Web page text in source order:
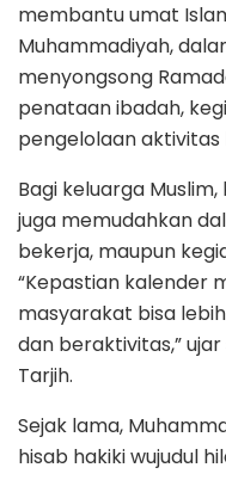
membantu umat
Muhammadiyah,
menyongsong
penataan ibadah,
pengelolaan aktivitas
Bagi keluarga
juga memudahkan
bekerja, maupun
“Kepastian kalender
masyarakat bisa
dan beraktivitas,”
Tarjih.
Sejak lama,
hisab hakiki wujudul